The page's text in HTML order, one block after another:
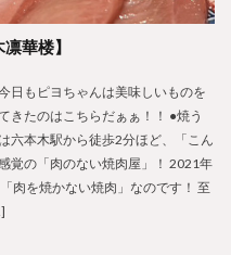
華楼】
日もピヨちゃんは美味しいものを
きたのはこちらだぁぁ！！ ●焼う
六本木駅から徒歩2分ほど、「こん
覚の「肉のない焼肉屋」！ 2021年
肉を焼かない焼肉」なのです！ 至